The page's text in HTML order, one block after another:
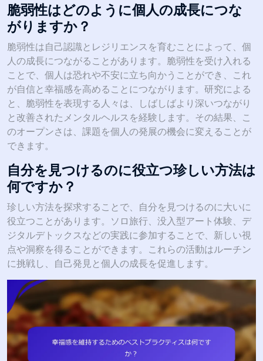
脆弱性はどのように個人の成長につな
がりますか？
脆弱性は自己認識とレジリエンスを育むことによって、個
人の成長につながることがあります。脆弱性を受け入れる
ことで、個人は恐れや不安に立ち向かうことができ、これ
が自信と幸福感を高めることにつながります。研究による
と、脆弱性を表現する人々は、しばしばより深いつながり
と改善されたメンタルヘルスを経験します。その結果、こ
のオープンさは、課題を個人の発展の機会に変えることが
できます。
自分を見つけるのに役立つ珍しい方法は
何ですか？
珍しい方法を探求することで、自分を見つけるのに大いに
役立つことがあります。ソロ旅行、没入型アート体験、デ
ジタルデトックスなどの実践に参加することで、新しい視
点や洞察を得ることができます。これらの活動はルーチン
に挑戦し、自己発見と個人の成長を促進します。